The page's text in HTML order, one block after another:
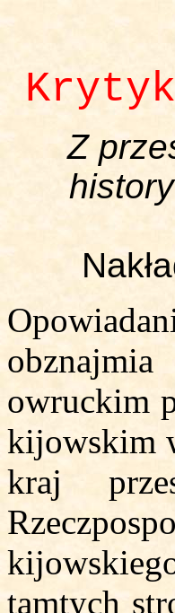
Z
owruckim
kijowskim
kraj
tamtych